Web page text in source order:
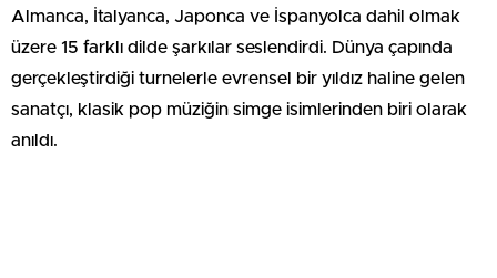
Almanca, İtalyanca, Japonca ve İspanyolca dahil olmak
üzere 15 farklı dilde şarkılar seslendirdi. Dünya çapında
gerçekleştirdiği turnelerle evrensel bir yıldız haline gelen
sanatçı, klasik pop müziğin simge isimlerinden biri olarak
anıldı.